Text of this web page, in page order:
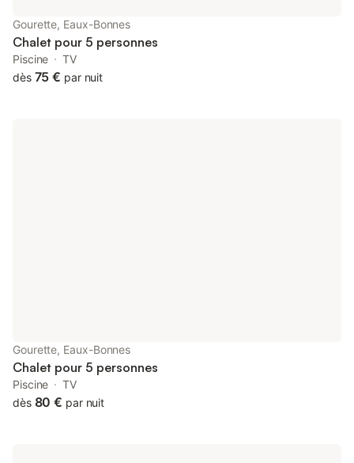
Gourette, Eaux-Bonnes
Chalet pour 5 personnes
Piscine
TV
dès 75 € par nuit
Gourette, Eaux-Bonnes
Chalet pour 5 personnes
Piscine
TV
dès 80 € par nuit